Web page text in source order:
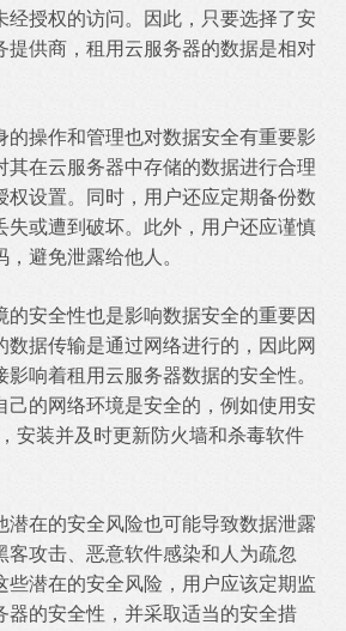
经授权的访问。因此，只要选择了安
供商， 租用云服务器的数据是相对
的操作和管理也对数据安全有重要影
其在云服务器中存储的数据进行合理
权设置。同时，用户还应定期备份数
失或遭到破坏。此外，用户还应谨慎
避免泄露给他人。
的安全性也是影响数据安全的重要因
数据传输是通过网络进行的，因此网
影响着租用云服务器数据的安全性。
己的网络环境是安全的，例如使用安
安装并及时更新防火墙和杀毒软件
潜在的安全风险也可能导致数据泄露
客攻击、恶意软件感染和人为疏忽
些潜在的安全风险，用户应该定期监
器的安全性，并采取适当的安全措